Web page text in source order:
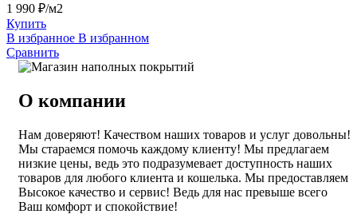
1 990 ₽/м2
Купить
В избранное В избранном
Сравнить
О компании
Нам доверяют! Качеством наших товаров и услуг довольны!
Мы стараемся помочь каждому клиенту! Мы предлагаем
низкие цены, ведь это подразумевает доступность наших
товаров для любого клиента и кошелька. Мы предоставляем
Высокое качество и сервис! Ведь для нас превыше всего
Ваш комфорт и спокойствие!